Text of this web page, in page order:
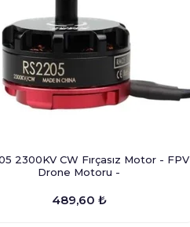
2300KV CW Fırçasız Motor - FPV
Drone Motoru -
489,60 ₺